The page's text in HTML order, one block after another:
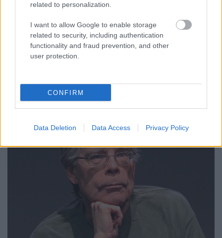
related to personalization.
I want to allow Google to enable storage
related to security, including authentication
functionality and fraud prevention, and other
user protection.
CONFIRM
Data Deletion Data Access Privacy Policy
Hallottad-e hírét Bihar vármegyének, annak az
átkozott váradi tömlőcnek? Nem? Akkor itt az ideje,
hogy megismerkedj Farkas (korabeli
szóhasználattal: Farkos) Csapó Gyurka történetével,
aki annak ellenére lett az első magyar westernfilm
főszereplője, hogy igazi, tőröl metszett…